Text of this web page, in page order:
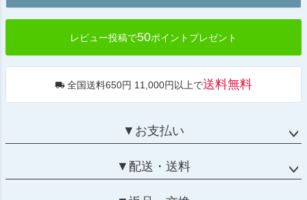
へ
レビュー投稿で50ポイントプレゼント
全国送料650円 11,000円以上で送料無料
▼お支払い
▼配送・送料